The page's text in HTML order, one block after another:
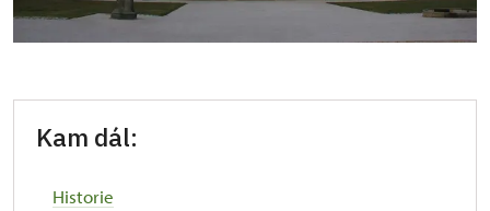
Kam dál:
Historie